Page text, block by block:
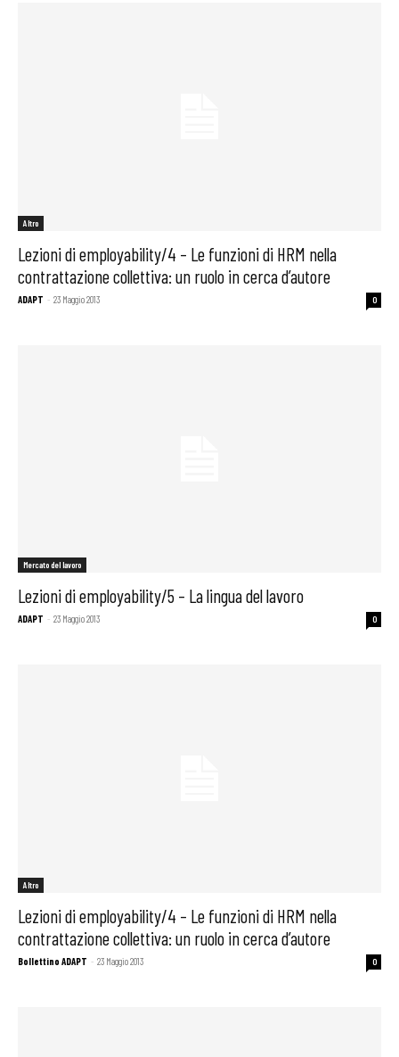
Altro
Lezioni di employability/4 – Le funzioni di HRM nella
contrattazione collettiva: un ruolo in cerca d’autore
ADAPT - 23 Maggio 2013 0
Mercato del lavoro
Lezioni di employability/5 – La lingua del lavoro
ADAPT - 23 Maggio 2013 0
Altro
Lezioni di employability/4 – Le funzioni di HRM nella
contrattazione collettiva: un ruolo in cerca d’autore
Bollettino ADAPT - 23 Maggio 2013 0